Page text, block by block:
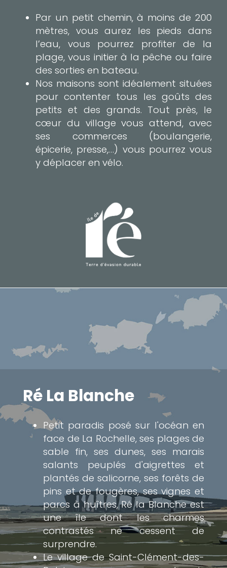
Par un petit chemin, à moins de 200
mètres, vous aurez les pieds dans
l’eau, vous pourrez profiter de la
plage, vous initier à la pêche ou faire
des sorties en bateau.
Nos maisons sont idéalement situées
pour contenter tous les goûts des
petits et des grands. Tout près, le
cœur du village vous attend, avec
ses commerces (boulangerie,
épicerie, presse,…) vous pourrez vous
y déplacer en vélo.
Ré La Blanche
Petit paradis posé sur l'océan en
face de La Rochelle, ses plages de
sable fin, ses dunes, ses marais
salants peuplés d'aigrettes et
plantés de salicorne, ses forêts de
pins et de fougères, ses vignes et
parcs à huîtres, Ré la Blanche est
une île dont les charmes
contrastés ne cessent de
surprendre.
Le village de Saint-Clément-des-